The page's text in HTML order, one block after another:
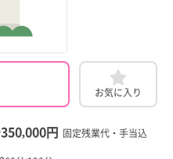
お気に入り
350,000円 固定残業代・手当込